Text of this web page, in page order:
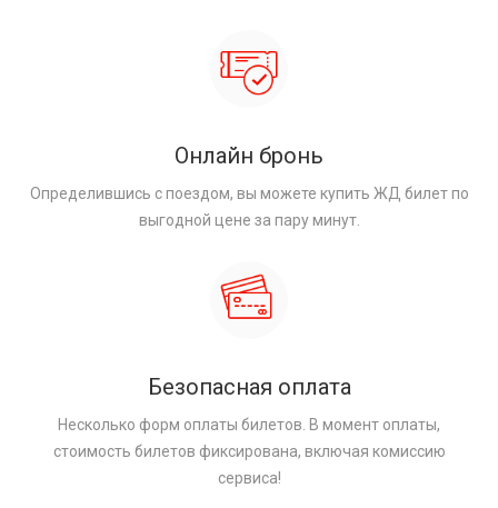
Онлайн бронь
Определившись с поездом, вы можете купить ЖД билет по
выгодной цене за пару минут.
Безопасная оплата
Несколько форм оплаты билетов. В момент оплаты,
стоимость билетов фиксирована, включая комиссию
сервиса!